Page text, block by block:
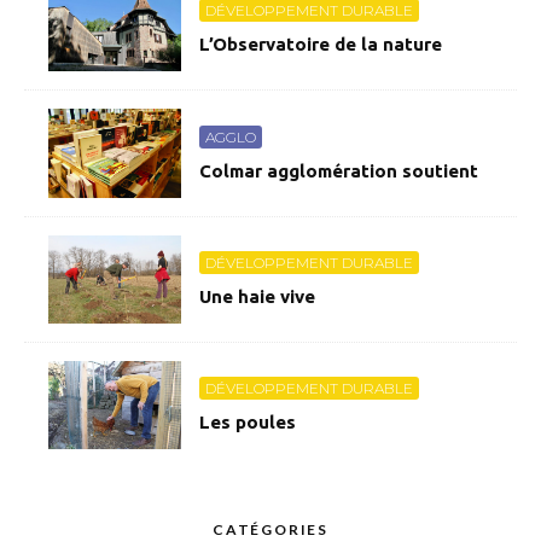
DÉVELOPPEMENT DURABLE
L’Observatoire de la nature
AGGLO
Colmar agglomération soutient
DÉVELOPPEMENT DURABLE
Une haie vive
DÉVELOPPEMENT DURABLE
Les poules
CATÉGORIES